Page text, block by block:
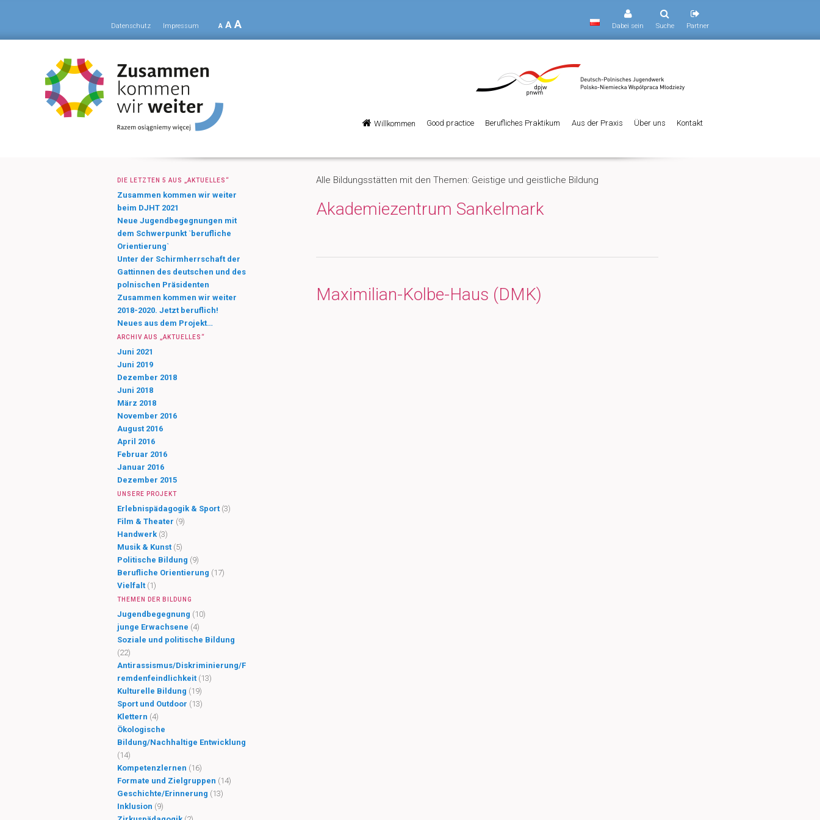
Datenschutz Impressum A A A Dabei sein Suche Partner
Zum
wechseln
Zum
Inhalt
wechseln
Willkommen Good practice Berufliches Praktikum Aus der Praxis Über uns Kontakt
Alle Bildungsstätten mit den Themen: Geistige und geistliche Bildung
Akademiezentrum Sankelmark
Maximilian-Kolbe-Haus (DMK)
DIE LETZTEN 5 AUS „AKTUELLES“
Zusammen kommen wir weiter
beim DJHT 2021
Neue Jugendbegegnungen mit
dem Schwerpunkt `berufliche
Orientierung`
Unter der Schirmherrschaft der
Gattinnen des deutschen und des
polnischen Präsidenten
Zusammen kommen wir weiter
2018-2020. Jetzt beruflich!
Neues aus dem Projekt…
ARCHIV AUS „AKTUELLES“
Juni 2021
Juni 2019
Dezember 2018
Juni 2018
März 2018
November 2016
August 2016
April 2016
Februar 2016
Januar 2016
Dezember 2015
UNSERE PROJEKT
Erlebnispädagogik & Sport (3)
Film & Theater (9)
Handwerk (3)
Musik & Kunst (5)
Politische Bildung (9)
Berufliche Orientierung (17)
Vielfalt (1)
THEMEN DER BILDUNG
Jugendbegegnung (10)
junge Erwachsene (4)
Soziale und politische Bildung
(22)
Antirassismus/Diskriminierung/F
remdenfeindlichkeit (13)
Kulturelle Bildung (19)
Sport und Outdoor (13)
Klettern (4)
Ökologische
Bildung/Nachhaltige Entwicklung
(14)
Kompetenzlernen (16)
Formate und Zielgruppen (14)
Geschichte/Erinnerung (13)
Inklusion (9)